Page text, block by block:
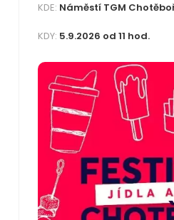
KDE: Náměstí TGM
KDY: 5.9.2026 od 11 hod.